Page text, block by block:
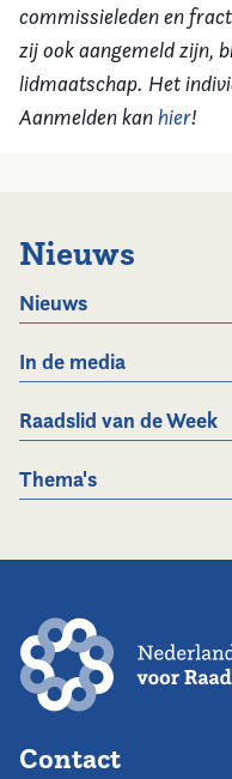
commissieleden en
zij ook aangemeld zijn,
lidmaatschap. Het
Aanmelden kanhier!
Nieuws
Nieuws
In de media
Raadslid van de Week
Thema's
Contact